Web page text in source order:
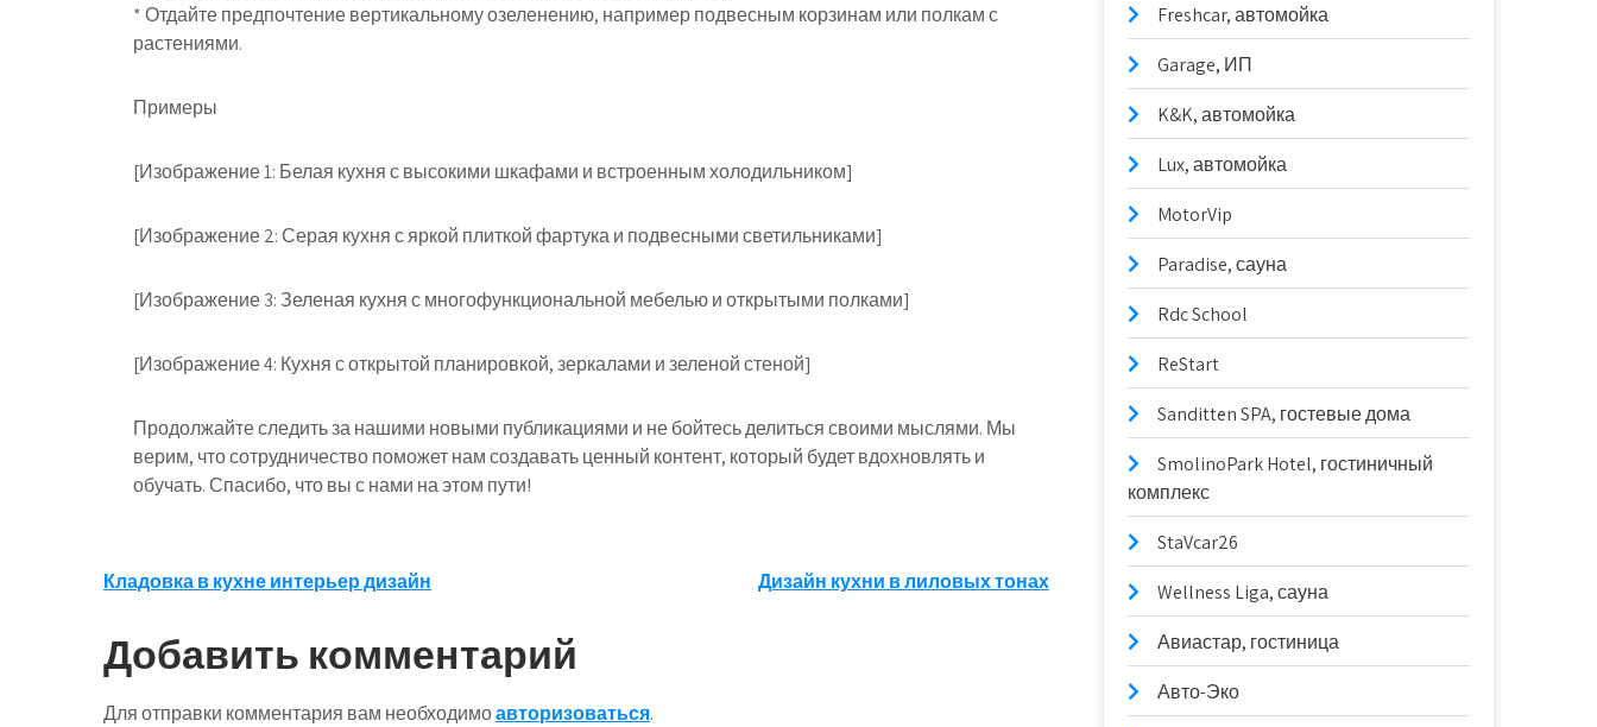
* Отдайте предпочтение вертикальному озеленению, например подвесным корзинам или полкам с
растениями.
Примеры
[Изображение 1: Белая кухня с высокими шкафами и встроенным холодильником]
[Изображение 2: Серая кухня с яркой плиткой фартука и подвесными светильниками]
[Изображение 3: Зеленая кухня с многофункциональной мебелью и открытыми полками]
[Изображение 4: Кухня с открытой планировкой, зеркалами и зеленой стеной]
Продолжайте следить за нашими новыми публикациями и не бойтесь делиться своими мыслями. Мы
верим, что сотрудничество поможет нам создавать ценный контент, который будет вдохновлять и
обучать. Спасибо, что вы с нами на этом пути!
Навигация
по
записям
Кладовка в кухне интерьер дизайн Дизайн кухни в лиловых тонах
Добавить комментарий
Для отправки комментария вам необходимоавторизоваться.
Freshcar, автомойка
Garage, ИП
K&K, автомойка
Lux, автомойка
MotorVip
Paradise, сауна
Rdc School
ReStart
Sanditten SPA, гостевые дома
SmolinoPark Hotel, гостиничный
комплекс
StaVcar26
Wellness Liga, сауна
Авиастар, гостиница
Авто-Эко